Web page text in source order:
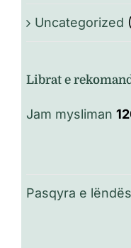
Uncategorized
Librat e
Jam mysliman
Pasqyra e lëndës